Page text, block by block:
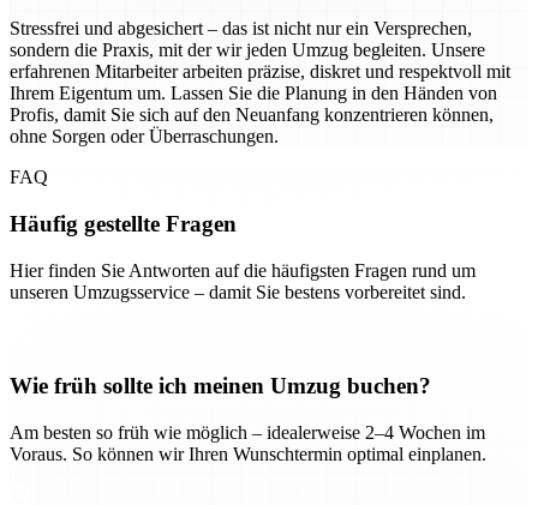
Stressfrei und abgesichert – das ist nicht nur ein Versprechen,
sondern die Praxis, mit der wir jeden Umzug begleiten. Unsere
erfahrenen Mitarbeiter arbeiten präzise, diskret und respektvoll mit
Ihrem Eigentum um. Lassen Sie die Planung in den Händen von
Profis, damit Sie sich auf den Neuanfang konzentrieren können,
ohne Sorgen oder Überraschungen.
FAQ
Häufig gestellte Fragen
Hier finden Sie Antworten auf die häufigsten Fragen rund um
unseren Umzugsservice – damit Sie bestens vorbereitet sind.
Wie früh sollte ich meinen Umzug buchen?
Am besten so früh wie möglich – idealerweise 2–4 Wochen im
Voraus. So können wir Ihren Wunschtermin optimal einplanen.